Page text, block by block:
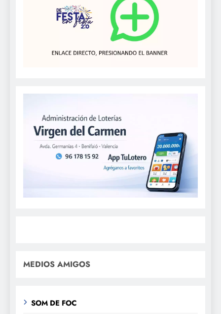
MEDIOS AMIGOS
SOM DE FOC